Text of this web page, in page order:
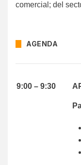
comercial; del
AGENDA
9:00 – 9:30